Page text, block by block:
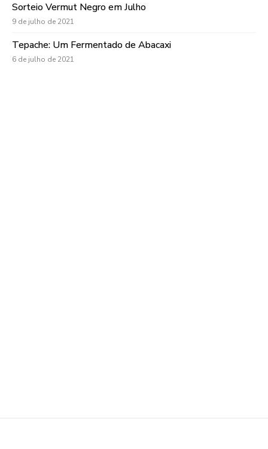
Sorteio Vermut Negro em Julho
9 de julho de 2021
Tepache: Um Fermentado de Abacaxi
6 de julho de 2021